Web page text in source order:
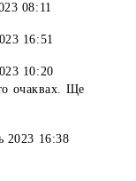
08:11
16:51
10:20
очаквах. Ще
2023 16:38